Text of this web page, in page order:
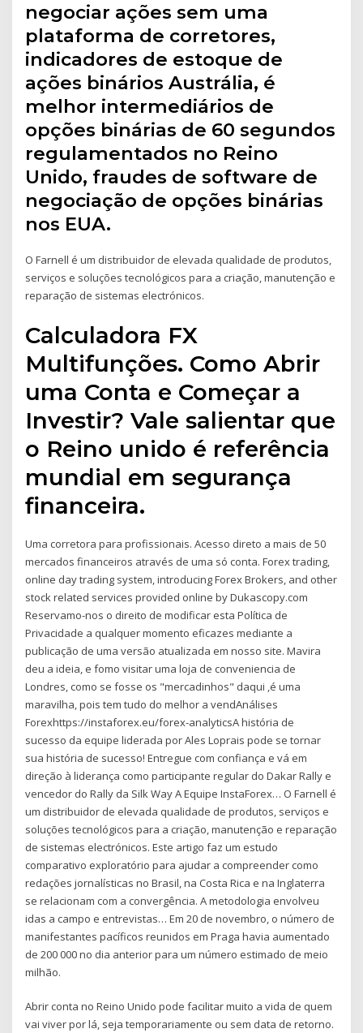
negociar ações sem uma
plataforma de corretores,
indicadores de estoque de
ações binários Austrália, é
melhor intermediários de
opções binárias de 60 segundos
regulamentados no Reino
Unido, fraudes de software de
negociação de opções binárias
nos EUA.
O Farnell é um distribuidor de elevada qualidade de produtos,
serviços e soluções tecnológicos para a criação, manutenção e
reparação de sistemas electrónicos.
Calculadora FX
Multifunções. Como Abrir
uma Conta e Começar a
Investir? Vale salientar que
o Reino unido é referência
mundial em segurança
financeira.
Uma corretora para profissionais. Acesso direto a mais de 50
mercados financeiros através de uma só conta. Forex trading,
online day trading system, introducing Forex Brokers, and other
stock related services provided online by Dukascopy.com
Reservamo-nos o direito de modificar esta Política de
Privacidade a qualquer momento eficazes mediante a
publicação de uma versão atualizada em nosso site. Mavira
deu a ideia, e fomo visitar uma loja de conveniencia de
Londres, como se fosse os "mercadinhos" daqui ,é uma
maravilha, pois tem tudo do melhor a vendAnálises
Forexhttps://instaforex.eu/forex-analyticsA história de
sucesso da equipe liderada por Ales Loprais pode se tornar
sua história de sucesso! Entregue com confiança e vá em
direção à liderança como participante regular do Dakar Rally e
vencedor do Rally da Silk Way A Equipe InstaForex… O Farnell é
um distribuidor de elevada qualidade de produtos, serviços e
soluções tecnológicos para a criação, manutenção e reparação
de sistemas electrónicos. Este artigo faz um estudo
comparativo exploratório para ajudar a compreender como
redações jornalísticas no Brasil, na Costa Rica e na Inglaterra
se relacionam com a convergência. A metodologia envolveu
idas a campo e entrevistas… Em 20 de novembro, o número de
manifestantes pacíficos reunidos em Praga havia aumentado
de 200 000 no dia anterior para um número estimado de meio
milhão.
Abrir conta no Reino Unido pode facilitar muito a vida de quem
vai viver por lá, seja temporariamente ou sem data de retorno.